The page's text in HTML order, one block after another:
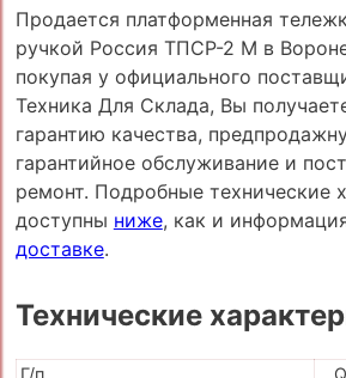
Продается платформенная
ручкой Россия ТПСР-2 М в
покупая у официального
Техника Для Склада, Вы
гарантию качества,
гарантийное обслуживание и
ремонт. Подробные технические
доступны ниже, как и
доставке.
Технические